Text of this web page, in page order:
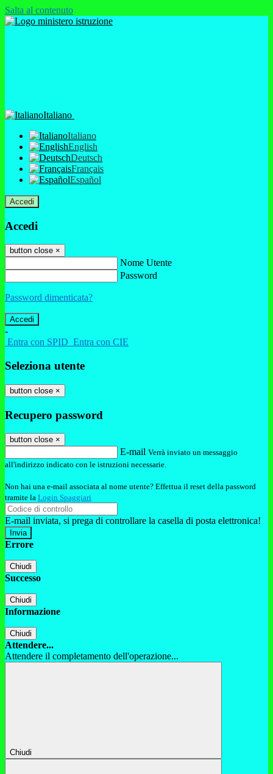
Salta al contenuto
Italiano
Italiano
English
Deutsch
Français
Español
Accedi
Accedi
button close ×
Nome Utente
Password
Password dimenticata?
-
Entra con SPID Entra con CIE
Seleziona utente
button close ×
Recupero password
button close ×
E-mail Verrà inviato un messaggio
all'indirizzo indicato con le istruzioni necessarie.
Non hai una e-mail associata al nome utente? Effettua il reset della password
tramite la Login Spaggiari
E-mail inviata, si prega di controllare la casella di posta elettronica!
Errore
Chiudi
Successo
Chiudi
Informazione
Chiudi
Attendere...
Attendere il completamento dell'operazione...
Chiudi